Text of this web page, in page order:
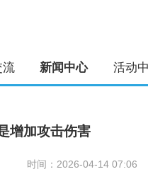
流 新闻中心 活动
增加攻击伤害
时间：2026-04-14 07:06